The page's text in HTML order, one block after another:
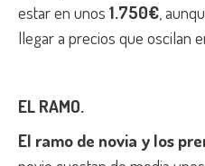
estar en unos 1.750€,
llegar a precios que oscilan
EL RAMO.
El ramo de novia y los